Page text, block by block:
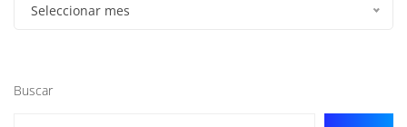
Seleccionar mes
Buscar